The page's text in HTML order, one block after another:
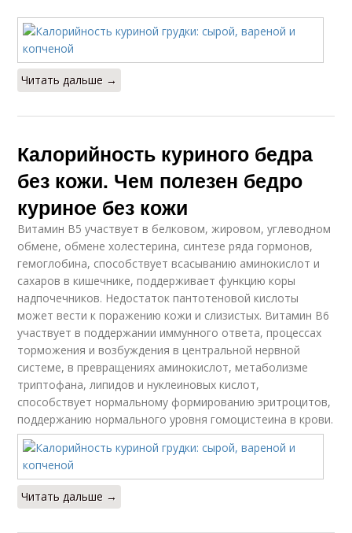
Читать дальше →
Калорийность куриного бедра
без кожи. Чем полезен бедро
куриное без кожи
Витамин В5 участвует в белковом, жировом, углеводном
обмене, обмене холестерина, синтезе ряда гормонов,
гемоглобина, способствует всасыванию аминокислот и
сахаров в кишечнике, поддерживает функцию коры
надпочечников. Недостаток пантотеновой кислоты
может вести к поражению кожи и слизистых. Витамин В6
участвует в поддержании иммунного ответа, процессах
торможения и возбуждения в центральной нервной
системе, в превращениях аминокислот, метаболизме
триптофана, липидов и нуклеиновых кислот,
способствует нормальному формированию эритроцитов,
поддержанию нормального уровня гомоцистеина в крови.
Читать дальше →